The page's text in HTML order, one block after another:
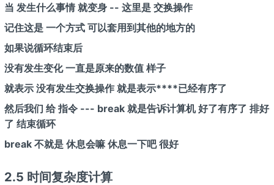
当 发生什么事情 就变身 -- 这里是 交换操作
记住这是 一个方式 可以套用到其他的地方的
如果说循环结束后
没有发生变化 一直是原来的数值 样子
就表示 没有发生交换操作 就是表示****已经有序了
然后我们 给 指令 --- break 就是告诉计算机 好了有序了 排好
了 结束循环
break 不就是 休息会嘛 休息一下吧 很好
2.5 时间复杂度计算